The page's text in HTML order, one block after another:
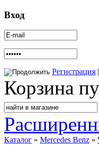
Вход
Регистрация |
Корзина
Каталог » Mercedes Benz »